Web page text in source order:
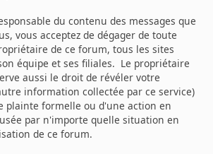
du contenu des messages que
vous acceptez de dégager de toute
de ce forum, tous les sites
équipe et ses filiales. Le propriétaire
aussi le droit de révéler votre
information collectée par ce service)
plainte formelle ou d'une action en
par n'importe quelle situation en
de ce forum.